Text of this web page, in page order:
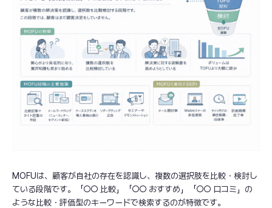
MOFUは、顧客が自社の存在を認識し、複数の選択肢を比較・検討し
ている段階です。「○○ 比較」「○○ おすすめ」「○○ 口コミ」の
ような比較・評価型のキーワードで検索するのが特徴です。